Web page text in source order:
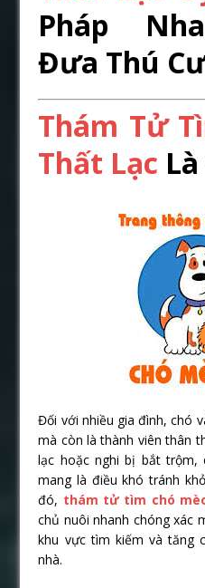
Pháp
Đưa Thú
Thám Tử
Thất Lạc
Đối với nhiều gia đình, chó
mà còn là thành viên thân
lạc hoặc nghi bị bắt trộm,
mang là điều khó tránh
đó, thám tử tìm chó
chủ nuôi nhanh chóng xác
khu vực tìm kiếm và tăng
nhà.